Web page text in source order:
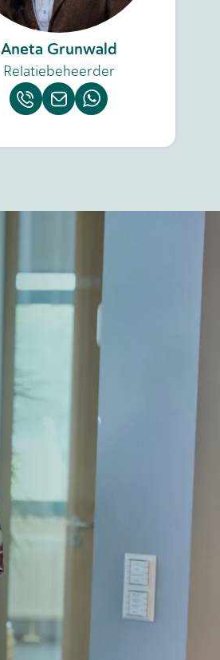
Aneta Grunwald
Relatiebeheerder